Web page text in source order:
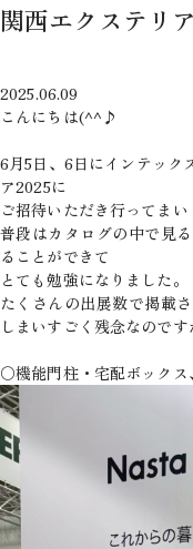
関西エクステリ
2025.06.09
こんにちは(^^♪
6月5日、6日にインテック
ア2025に
ご招待いただき行ってまい
普段はカタログの中で見
ることができて
とても勉強になりました。
たくさんの出展数で掲載
しまいすごく残念なので
〇機能門柱・宅配ボック